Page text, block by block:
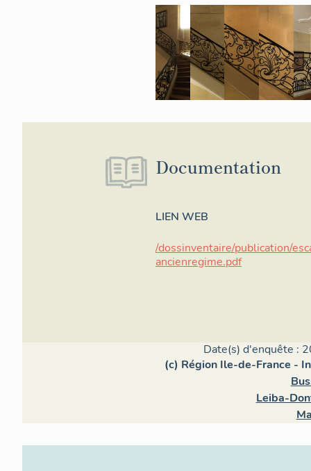
Documentation
LIEN WEB
/dossinventaire/publication/
ancienregime.pdf
Date(s) d'enquête :
(c) Région Ile-de-France -
Leiba-